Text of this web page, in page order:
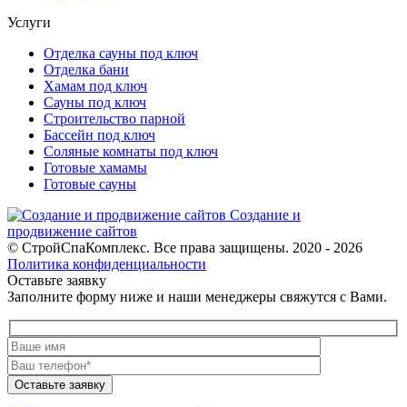
Услуги
Отделка сауны под ключ
Отделка бани
Хамам под ключ
Сауны под ключ
Строительство парной
Бассейн под ключ
Соляные комнаты под ключ
Готовые хамамы
Готовые сауны
Создание и
продвижение сайтов
© СтройСпаКомплекс. Все права защищены. 2020 - 2026
Политика конфиденциальности
Оставьте заявку
Заполните форму ниже и наши менеджеры свяжутся с Вами.
Оставьте заявку